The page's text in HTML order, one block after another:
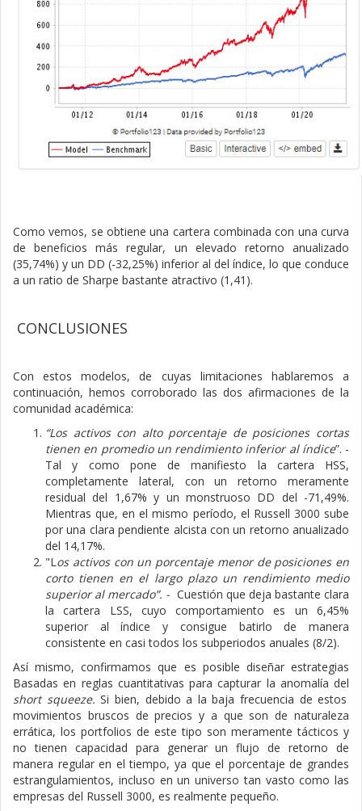
Como vemos, se obtiene una cartera combinada con una curva
de beneficios más regular, un elevado retorno anualizado
(35,74%) y un DD (-32,25%) inferior al del índice, lo que conduce
a un ratio de Sharpe bastante atractivo (1,41).
CONCLUSIONES
Con estos modelos, de cuyas limitaciones hablaremos a
continuación, hemos corroborado las dos afirmaciones de la
comunidad académica:
“Los activos con alto porcentaje de posiciones cortas
tienen en promedio un rendimiento inferior al índice”. -
Tal y como pone de manifiesto la cartera HSS,
completamente lateral, con un retorno meramente
residual del 1,67% y un monstruoso DD del -71,49%.
Mientras que, en el mismo período, el Russell 3000 sube
por una clara pendiente alcista con un retorno anualizado
del 14,17%.
"L os activos con un porcentaje menor de posiciones en
corto tienen en el largo plazo un rendimiento medio
superior al mercado”. - Cuestión que deja bastante clara
la cartera LSS, cuyo comportamiento es un 6,45%
superior al índice y consigue batirlo de manera
consistente en casi todos los subperiodos anuales (8/2).
Así mismo, confirmamos que es posible diseñar estrategias
Basadas en reglas cuantitativas para capturar la anomalía del
short squeeze.Si bien, debido a la baja frecuencia de estos
movimientos bruscos de precios y a que son de naturaleza
errática, los portfolios de este tipo son meramente tácticos y
no tienen capacidad para generar un flujo de retorno de
manera regular en el tiempo, ya que el porcentaje de grandes
estrangulamientos, incluso en un universo tan vasto como las
empresas del Russell 3000, es realmente pequeño.